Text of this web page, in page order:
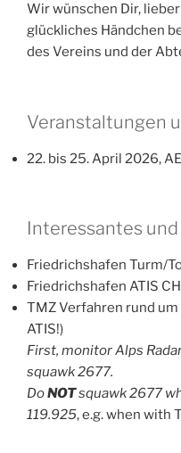
Wir wünschen Dir,
glückliches Händchen
des Vereins und der
Veranstaltungen
22. bis 25. April 2026,
Interessantes
Friedrichshafen Turm/
Friedrichshafen ATIS
TMZ Verfahren rund um
ATIS!)
First, monitor Alps
squawk 2677.
DoNOTsquawk 2677
119.925, e.g. when with